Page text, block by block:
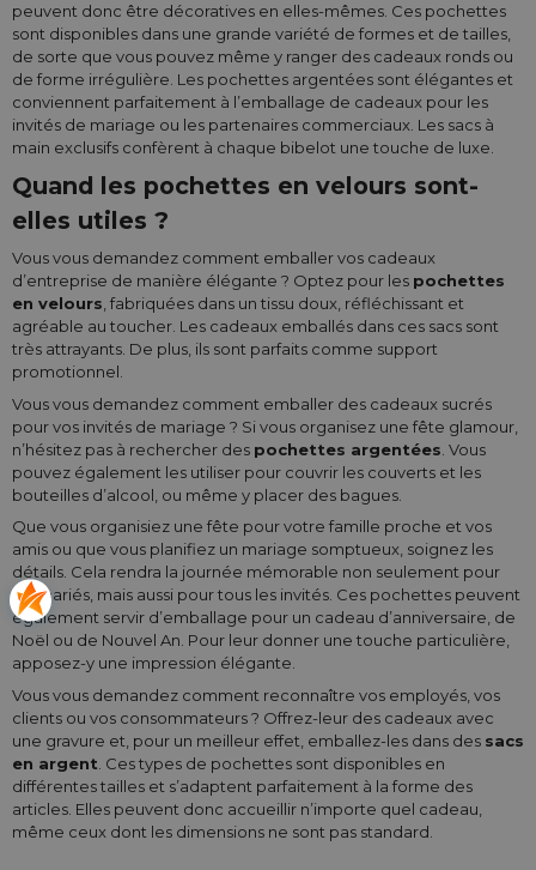
peuvent donc être décoratives en elles-mêmes. Ces pochettes
sont disponibles dans une grande variété de formes et de tailles,
de sorte que vous pouvez même y ranger des cadeaux ronds ou
de forme irrégulière. Les pochettes argentées sont élégantes et
conviennent parfaitement à l’emballage de cadeaux pour les
invités de mariage ou les partenaires commerciaux. Les sacs à
main exclusifs confèrent à chaque bibelot une touche de luxe.
Quand les pochettes en velours sont-
elles utiles ?
Vous vous demandez comment emballer vos cadeaux
d’entreprise de manière élégante ? Optez pour les pochettes
en velours , fabriquées dans un tissu doux, réfléchissant et
agréable au toucher. Les cadeaux emballés dans ces sacs sont
très attrayants. De plus, ils sont parfaits comme support
promotionnel.
Vous vous demandez comment emballer des cadeaux sucrés
pour vos invités de mariage ? Si vous organisez une fête glamour,
n’hésitez pas à rechercher des pochettes argentées . Vous
pouvez également les utiliser pour couvrir les couverts et les
bouteilles d’alcool, ou même y placer des bagues.
Que vous organisiez une fête pour votre famille proche et vos
amis ou que vous planifiez un mariage somptueux, soignez les
détails. Cela rendra la journée mémorable non seulement pour
les mariés, mais aussi pour tous les invités. Ces pochettes peuvent
également servir d’emballage pour un cadeau d’anniversaire, de
Noël ou de Nouvel An. Pour leur donner une touche particulière,
apposez-y une impression élégante.
Vous vous demandez comment reconnaître vos employés, vos
clients ou vos consommateurs ? Offrez-leur des cadeaux avec
une gravure et, pour un meilleur effet, emballez-les dans des sacs
en argent . Ces types de pochettes sont disponibles en
différentes tailles et s’adaptent parfaitement à la forme des
articles. Elles peuvent donc accueillir n’importe quel cadeau,
même ceux dont les dimensions ne sont pas standard.